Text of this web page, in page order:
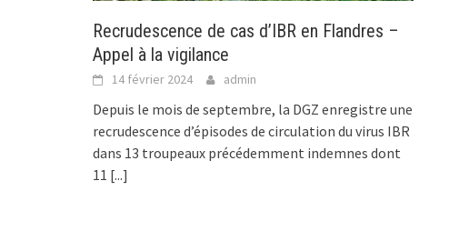
Recrudescence de cas d’IBR en Flandres –
Appel à la vigilance
14 février 2024 admin
Depuis le mois de septembre, la DGZ enregistre une
recrudescence d’épisodes de circulation du virus IBR
dans 13 troupeaux précédemment indemnes dont
11 [...]